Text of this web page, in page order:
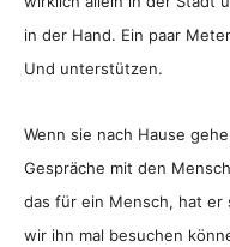
in der Hand. Ein paar
Und unterstützen.
Wenn sie nach Hause
Gespräche mit den
das für ein Mensch, hat er
wir ihn mal besuchen